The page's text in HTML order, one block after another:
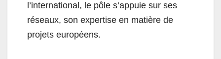
l’international, le pôle s’appuie sur ses
réseaux, son expertise en matière de
projets européens.